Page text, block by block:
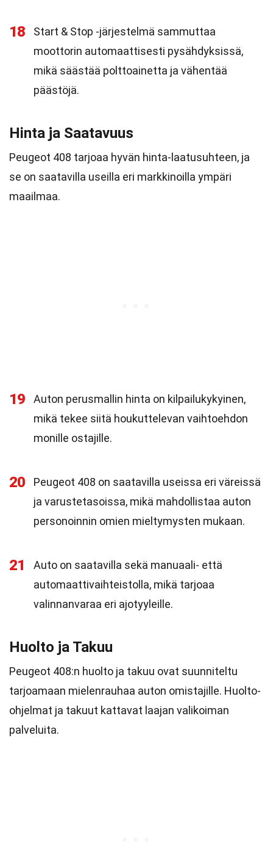
18
Start & Stop -järjestelmä sammuttaa
moottorin automaattisesti pysähdyksissä,
mikä säästää polttoainetta ja vähentää
päästöjä.
Hinta ja Saatavuus
Peugeot 408 tarjoaa hyvän hinta-laatusuhteen, ja
se on saatavilla useilla eri markkinoilla ympäri
maailmaa.
19
Auton perusmallin hinta on kilpailukykyinen,
mikä tekee siitä houkuttelevan vaihtoehdon
monille ostajille.
20
Peugeot 408 on saatavilla useissa eri väreissä
ja varustetasoissa, mikä mahdollistaa auton
personoinnin omien mieltymysten mukaan.
21
Auto on saatavilla sekä manuaali- että
automaattivaihteistolla, mikä tarjoaa
valinnanvaraa eri ajotyyleille.
Huolto ja Takuu
Peugeot 408:n huolto ja takuu ovat suunniteltu
tarjoamaan mielenrauhaa auton omistajille. Huolto-
ohjelmat ja takuut kattavat laajan valikoiman
palveluita.